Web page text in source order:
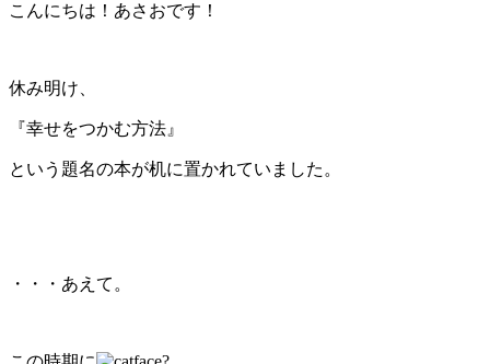
こんにちは！あさおです！
休み明け、
『幸せをつかむ方法』
という題名の本が机に置かれていました。
・・・あえて。